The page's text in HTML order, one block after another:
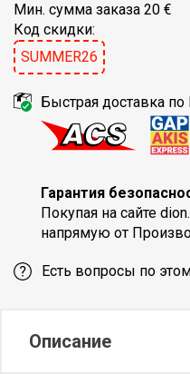
Мин. сумма заказа 20 €
Код скидки:
SUMMER26
Быстрая доставка
Гарантия
Покупая на сайте
напрямую от
Есть вопросы по
Описание